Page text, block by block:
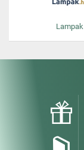
Lampak